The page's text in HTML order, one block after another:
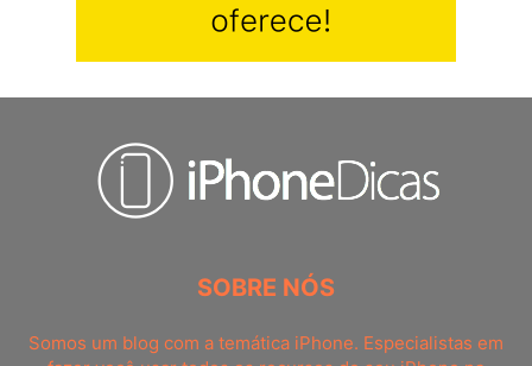
SOBRE NÓS
Somos um blog com a temática iPhone. Especialistas em